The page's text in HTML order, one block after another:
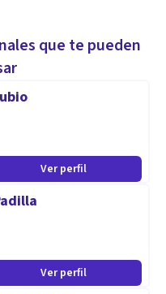
desde las
FEMINISTA.
que te pueden
Ver perfil
Ver perfil